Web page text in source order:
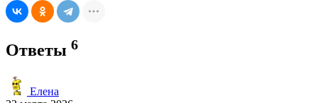
Ответы 6
Елена